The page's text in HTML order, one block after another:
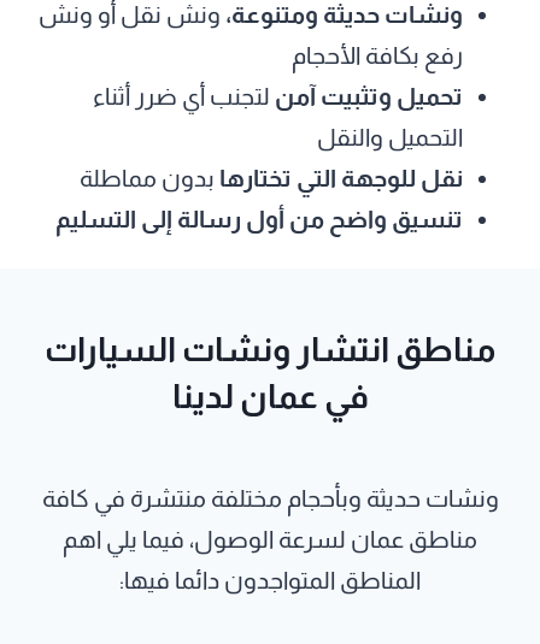
ونشات حديثة ومتنوعة، ونش نقل أو ونش
رفع بكافة الأحجام
تحميل وتثبيت آمن لتجنب أي ضرر أثناء
التحميل والنقل
نقل للوجهة التي تختارها بدون مماطلة
تنسيق واضح من أول رسالة إلى التسليم
مناطق انتشار ونشات السيارات
في عمان لدينا
ونشات حديثة وبأحجام مختلفة منتشرة في كافة
مناطق عمان لسرعة الوصول، فيما يلي اهم
المناطق المتواجدون دائما فيها: